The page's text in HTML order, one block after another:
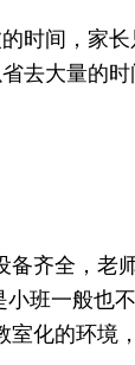
时间，家
去大量的
备齐全，老
班一般也
室化的环境